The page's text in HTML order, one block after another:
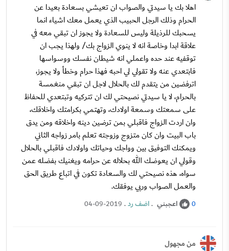
اهلا بك يا سيدتي والصواب ان تعيشي بسعادة بعيدا عن
الحرام وذلك الرجل الحبيب الذي يعمل معك اشياء انما
يسحبك للرذيلة وليس للسعادة ولا يجوز ان تبقي معه في
علاقة ابدا وخاصة انه لا ينوي الزواج بك/ ولهذا يجب ان
توقفيه عند حده واعملي انه شيطان نفسك ووسواسها
فابتعدي عنه ولا تقولي لي احبه فهذا حرام وخطأ ولا يجوز،
اترفضين من يتقدم لك بالحلال لاجل ان تبقي منغمسة
بالحرام، لا يا سيدتي نصيحتي لك ان تتركيه وتبتعدي للحفاظ
على سمعتك وسمعة اولادك، وتهتمي بكرامتك واخلاقك،
وان اردت الزواج فاقبلي بمن ترضين دينه واخلاقه ومن يدق
باب البيت وان كان متزوج وزوجته تعلم بامر زواجه الثاني
ويمكنك التوفيق بين وواجك وحياتك واولادك فاقبلي بالحلال
وقولي ان يعوضك الله بحلاله عن حرامه ويغنيك بفضله عمن
سواه، هذه نصيحتي لك والسعادة تكون في اتباع طريق الحق
والعمل الصواب وربي يوفقك.
0 اعجبني .اضف رد.
04-09-2019
من مجهول